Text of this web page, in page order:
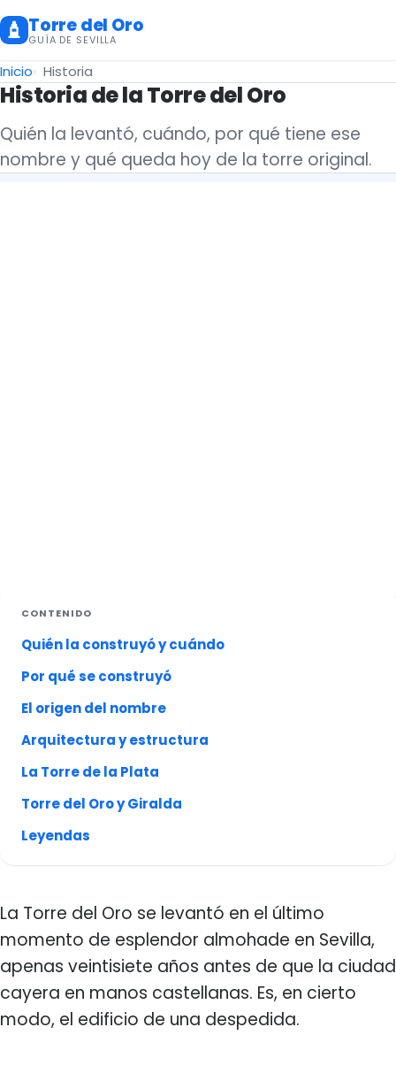
Torre del Oro
GUÍA DE SEVILLA
Inicio Historia
Historia de la Torre del Oro
Quién la levantó, cuándo, por qué tiene ese
nombre y qué queda hoy de la torre original.
CONTENIDO
Quién la construyó y cuándo
Por qué se construyó
El origen del nombre
Arquitectura y estructura
La Torre de la Plata
Torre del Oro y Giralda
Leyendas
La Torre del Oro se levantó en el último
momento de esplendor almohade en Sevilla,
apenas veintisiete años antes de que la ciudad
cayera en manos castellanas. Es, en cierto
modo, el edificio de una despedida.